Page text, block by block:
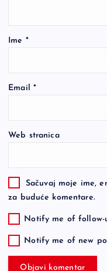
Ime *
Email *
Web stranica
Sačuvaj moje ime,
za buduće komentare.
Notify me of follow-
Notify me of new